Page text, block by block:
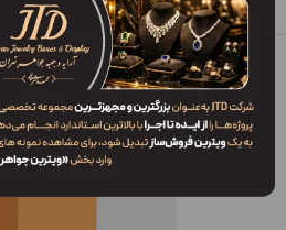
آرایه و جعبه جواهر تهران / فهرست محصولات